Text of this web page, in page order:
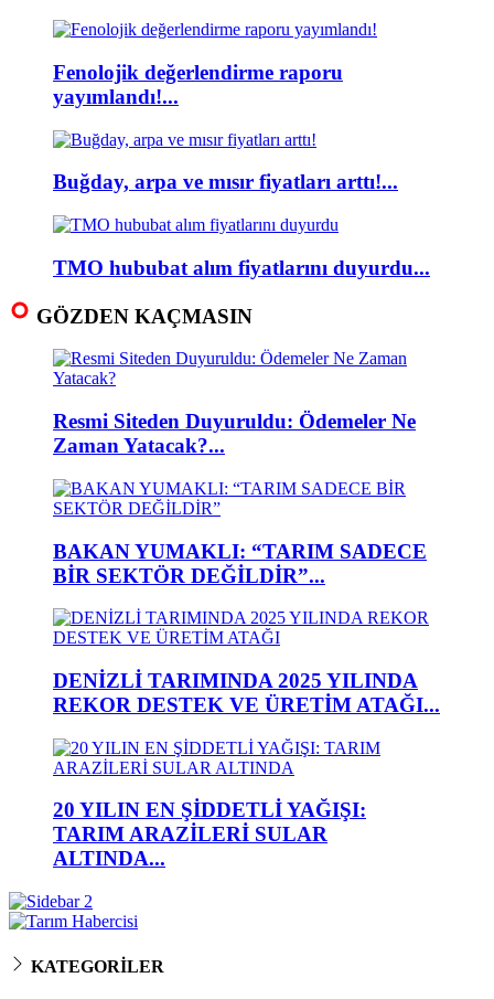
Fenolojik değerlendirme raporu
yayımlandı!...
Buğday, arpa ve mısır fiyatları arttı!...
TMO hububat alım fiyatlarını duyurdu...
GÖZDEN KAÇMASIN
Resmi Siteden Duyuruldu: Ödemeler Ne
Zaman Yatacak?...
BAKAN YUMAKLI: “TARIM SADECE
BİR SEKTÖR DEĞİLDİR”...
DENİZLİ TARIMINDA 2025 YILINDA
REKOR DESTEK VE ÜRETİM ATAĞI...
20 YILIN EN ŞİDDETLİ YAĞIŞI:
TARIM ARAZİLERİ SULAR
ALTINDA...
KATEGORİLER